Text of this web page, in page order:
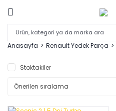
Anasayfa Renault Yedek Parça
Stoktakiler